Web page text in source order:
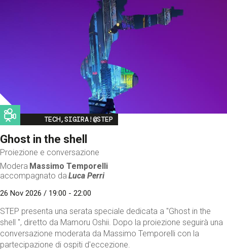
Image
TECH,SIGIRA!@STEP
Ghost in the shell
Proiezione e conversazione
Modera Massimo Temporelli
accompagnato da Luca Perri
26 Nov 2026 / 19:00 - 22:00
STEP presenta una serata speciale dedicata a "Ghost in the
shell ", diretto da Mamoru Oshii. Dopo la proiezione seguirà una
conversazione moderata da Massimo Temporelli con la
partecipazione di ospiti d'eccezione.